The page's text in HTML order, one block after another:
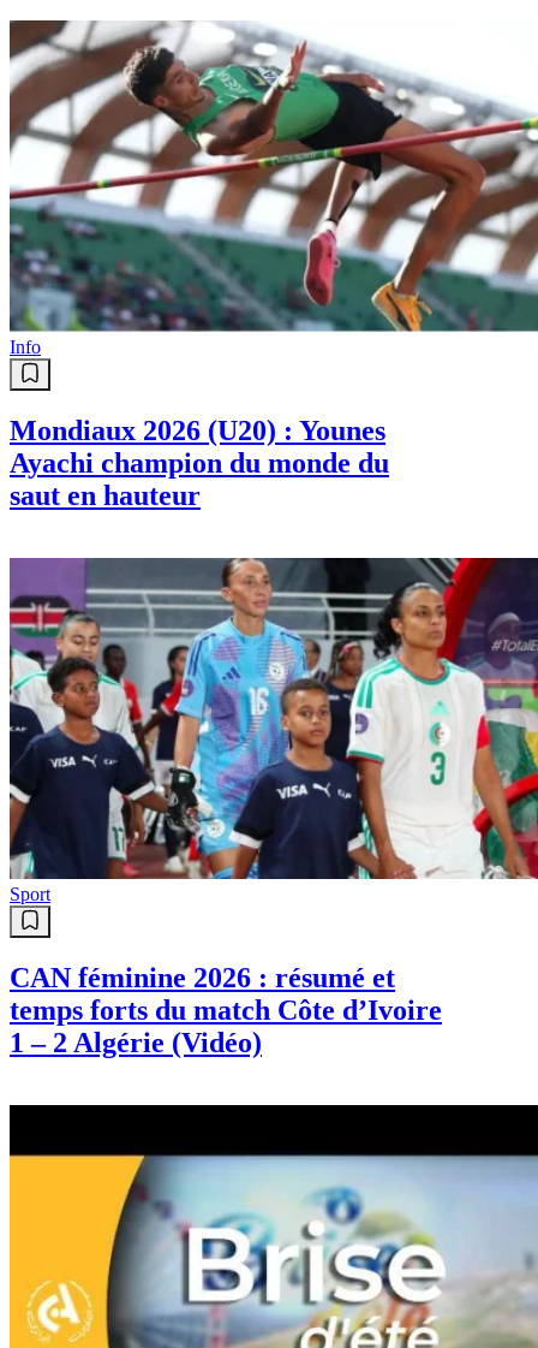
Info
Mondiaux 2026 (U20) : Younes
Ayachi champion du monde du
saut en hauteur
Sport
CAN féminine 2026 : résumé et
temps forts du match Côte d’Ivoire
1 – 2 Algérie (Vidéo)